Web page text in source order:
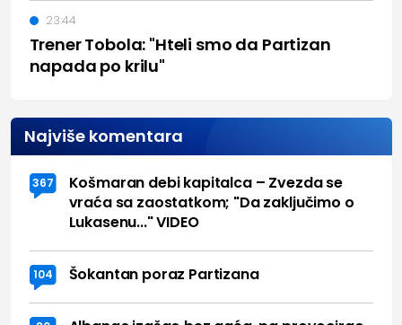
Trener Tobola: "Hteli smo da Partizan
napada po krilu"
23:44
Najviše komentara
367
Košmaran debi kapitalca – Zvezda se
vraća sa zaostatkom; "Da zaključimo o
Lukasenu..." VIDEO
104 Šokantan poraz Partizana